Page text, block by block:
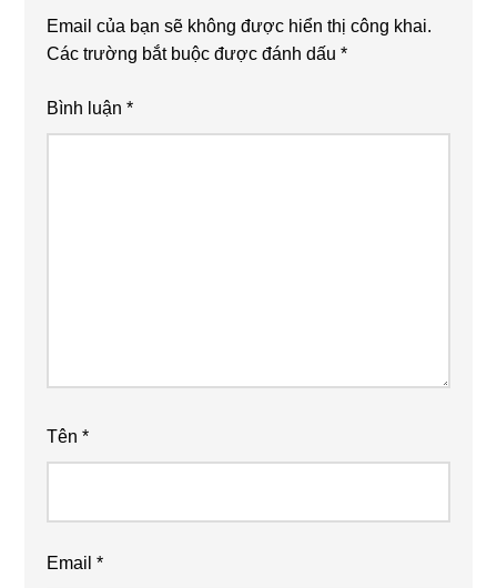
Email của bạn sẽ không được hiển thị công khai.
Các trường bắt buộc được đánh dấu*
Bình luận*
Tên*
Email*